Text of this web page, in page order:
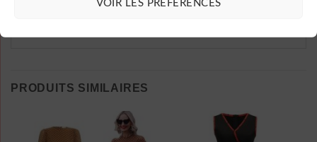
VOIR LES PRÉFÉRENCES
PRODUITS SIMILAIRES